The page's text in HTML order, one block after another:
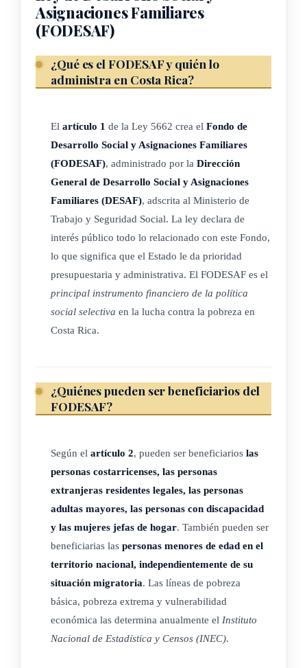
situación migratoria.
alcance del concepto de vulnerabilidad económica, serán
determinados anualmente por el Instituto Nacional de
La atención que se realice con recursos del Fondo de
Desarrollo Social y Asignaciones Familiares (Fodesaf) se
dirigirá a personas en pobreza extrema y pobreza básica, y
vulnerabilidad económica; siempre y cuando se priorice, bajo
los parámetros que establezca la reglamentación de esta ley,
la atención de la población en pobreza básica y pobreza
extrema, y haya disponibilidad presupuestaria.
(Así reformado por el artículo 1° de la ley N° 10875 del 16
de marzo de 2026)
Con recursos del Fondo de Desarrollo y Asignaciones
Familiares (Fodesaf) se pagarán, de la siguiente manera,
expresamente autorizadas en esta ley, que tienen a su cargo
aportes complementarios al ingreso de las familias y la
ejecución de programas de desarrollo social.
(Así reformado el párrafo anterior por el artículo único de la
Ley Hijos e hijas de la Patria, N° 10403 del 14 de mayo del
2024)
a) Al Ministerio de Salud, en sus programas de nutrición, por
medio de la Oficina de Cooperación Internacional de la
Asignaciones Familiares
(FODESAF)
¿Qué es el FODESAF y quién lo
administra en Costa Rica?
El artículo 1 de la Ley 5662 crea el Fondo de
Desarrollo Social y Asignaciones Familiares
(FODESAF), administrado por la Dirección
General de Desarrollo Social y Asignaciones
Familiares (DESAF), adscrita al Ministerio de
Trabajo y Seguridad Social. La ley declara de
interés público todo lo relacionado con este Fondo,
lo que significa que el Estado le da prioridad
presupuestaria y administrativa. El FODESAF es el
principal instrumento financiero de la política
social selectiva en la lucha contra la pobreza en
Costa Rica.
¿Quiénes pueden ser beneficiarios del
FODESAF?
Según el artículo 2, pueden ser beneficiarios las
personas costarricenses, las personas
extranjeras residentes legales, las personas
adultas mayores, las personas con discapacidad
y las mujeres jefas de hogar. También pueden ser
beneficiarias las personas menores de edad en el
territorio nacional, independientemente de su
situación migratoria. Las líneas de pobreza
básica, pobreza extrema y vulnerabilidad
económica las determina anualmente el Instituto
Nacional de Estadística y Censos (INEC).